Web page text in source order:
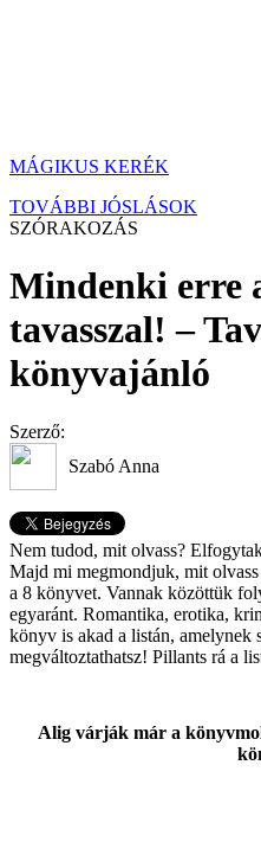
MÁGIKUS KERÉK
TOVÁBBI JÓSLÁSOK
SZÓRAKOZÁS
Mindenki erre
tavasszal! –
könyvajánló
Szerző:
Szabó Anna
Nem tudod, mit olvass?
Majd mi megmondjuk, mit
a 8 könyvet. Vannak közöttük
egyaránt. Romantika, erotika,
könyv is akad a listán, amelynek
megváltoztathatsz! Pillants rá a
Alig várják már a